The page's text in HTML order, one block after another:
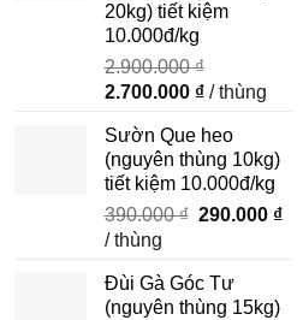
20kg) tiết kiệm
10.000đ/kg
2.900.000₫
Giá
là:
2.900.000 ₫.
2.700.000 ₫Giá
tại
là:
2.700.000 ₫.
/ thùng
Sườn Que heo
(nguyên thùng 10kg)
tiết kiệm 10.000đ/kg
390.000₫ Giá
390.000 ₫.
290.000 ₫Giá
/ thùng
Đùi Gà Góc Tư
(nguyên thùng 15kg)